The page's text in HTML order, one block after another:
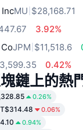
MU $28,168.71
3.92%
JPM $11,518.6
0.42%
鏈上的熱
0.26%
0.06%
0.94%